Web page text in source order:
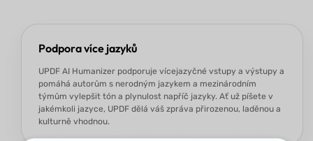
Podpora více jazyků
UPDF AI Humanizer podporuje vícejazyčné vstupy a výstupy a
pomáhá autorům s nerodným jazykem a mezinárodním
týmům vylepšit tón a plynulost napříč jazyky. Ať už píšete v
jakémkoli jazyce, UPDF dělá váš zpráva přirozenou, laděnou a
kulturně vhodnou.